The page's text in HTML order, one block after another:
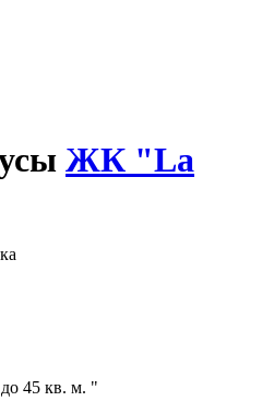
ЖК "La
45 кв. м. "